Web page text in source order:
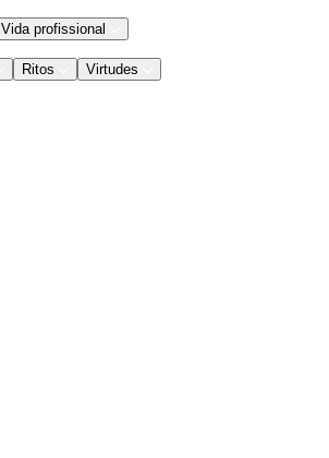
Vida profissional
Ritos Virtudes